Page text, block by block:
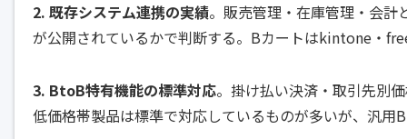
2. 既存システム連携の実績。販売管理・在庫管理・会計
が公開されているかで判断する。Bカートはkintone・
3. BtoB特有機能の標準対応。 掛け払い決済 ・取引先別
低価格帯製品は標準で対応しているものが多いが、汎用